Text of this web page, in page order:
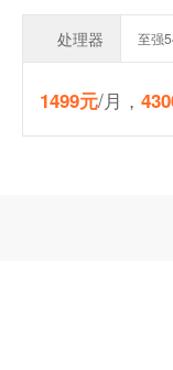
处理器 至强
1499元/月，